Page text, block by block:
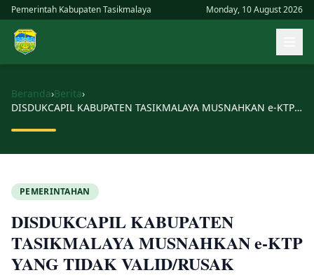
Skip
content
Pemerintah Kabupaten Tasikmalaya Monday, 10 August 2026
Beranda›Berita›
DISDUKCAPIL KABUPATEN TASIKMALAYA MUSNAHKAN e-KTP YANG TIDAK VALID/RUSAK
PEMERINTAHAN
DISDUKCAPIL KABUPATEN
TASIKMALAYA MUSNAHKAN e-KTP
YANG TIDAK VALID/RUSAK